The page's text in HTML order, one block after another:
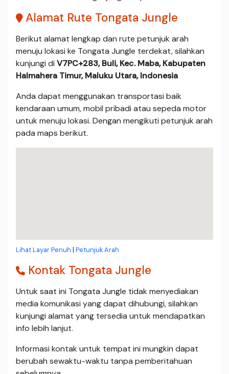
Alamat Rute Tongata Jungle
Berikut alamat lengkap dan rute petunjuk arah
menuju lokasi ke Tongata Jungle terdekat, silahkan
kunjungi di V7PC+283, Buli, Kec. Maba, Kabupaten
Halmahera Timur, Maluku Utara, Indonesia
Anda dapat menggunakan transportasi baik
kendaraan umum, mobil pribadi atau sepeda motor
untuk menuju lokasi. Dengan mengikuti petunjuk arah
pada maps berikut.
Lihat Layar Penuh | Petunjuk Arah
Kontak Tongata Jungle
Untuk saat ini Tongata Jungle tidak menyediakan
media komunikasi yang dapat dihubungi, silahkan
kunjungi alamat yang tersedia untuk mendapatkan
info lebih lanjut.
Informasi kontak untuk tempat ini mungkin dapat
berubah sewaktu-waktu tanpa pemberitahuan